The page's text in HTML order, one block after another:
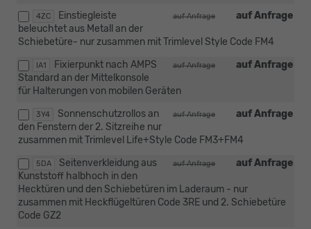
4ZC auf Anfrage
auf Anfrage
Einstiegleiste
beleuchtet aus Metall an der
Schiebetüre- nur zusammen mit Trimlevel Style Code FM4
IA1 auf Anfrage
auf Anfrage
Fixierpunkt nach AMPS
Standard an der Mittelkonsole
für Halterungen von mobilen Geräten
3Y4 auf Anfrage
auf Anfrage
Sonnenschutzrollos an
den Fenstern der 2. Sitzreihe nur
zusammen mit Trimlevel Life+Style Code FM3+FM4
5DA auf Anfrage
auf Anfrage
Seitenverkleidung aus
Kunststoff halbhoch in den
Hecktüren und den Schiebetüren im Laderaum - nur
zusammen mit Heckflügeltüren Code 3RE und 2. Schiebetüre
Code GZ2